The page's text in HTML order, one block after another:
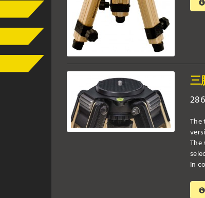
三
The
The
In